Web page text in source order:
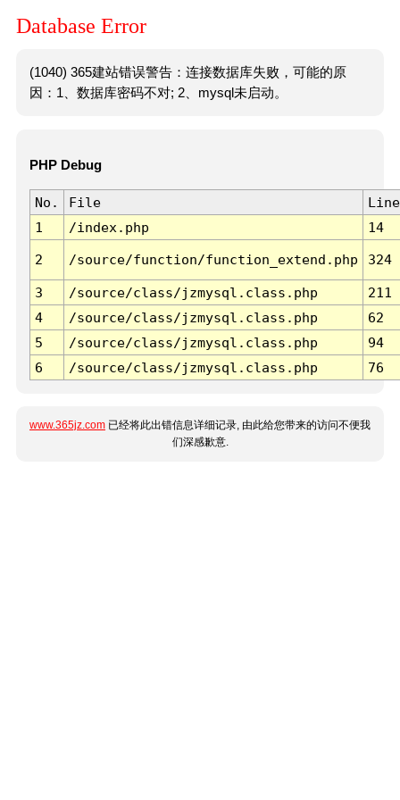
Database Error
(1040) 365建站错误警告：连接数据库失败，可能的原
因：1、数据库密码不对; 2、mysql未启动。
PHP Debug
No. File
Line
1
/index.php 14
2 /source/function/function_extend.php 324
3 /source/class/jzmysql.class.php
211
4
/source/class/jzmysql.class.php
62
5
/source/class/jzmysql.class.php
94
6
/source/class/jzmysql.class.php 76
www.365jz.com 已经将此出错信息详细记录, 由此给您带来的访问不便我
们深感歉意.